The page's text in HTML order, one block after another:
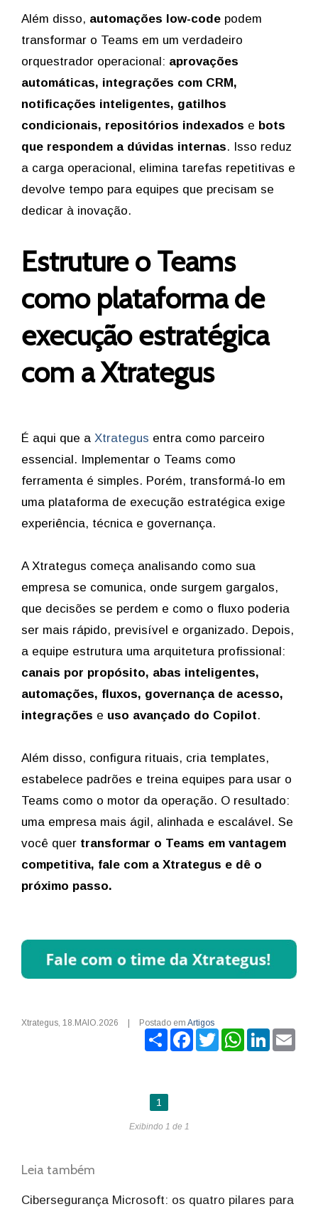
Além disso, automações low-code podem
transformar o Teams em um verdadeiro
orquestrador operacional: aprovações
automáticas, integrações com CRM,
notificações inteligentes, gatilhos
condicionais, repositórios indexados e bots
que respondem a dúvidas internas. Isso reduz
a carga operacional, elimina tarefas repetitivas e
devolve tempo para equipes que precisam se
dedicar à inovação.
Estruture o Teams
como plataforma de
execução estratégica
com a Xtrategus
É aqui que a Xtrategus entra como parceiro
essencial. Implementar o Teams como
ferramenta é simples. Porém, transformá-lo em
uma plataforma de execução estratégica exige
experiência, técnica e governança.
A Xtrategus começa analisando como sua
empresa se comunica, onde surgem gargalos,
que decisões se perdem e como o fluxo poderia
ser mais rápido, previsível e organizado. Depois,
a equipe estrutura uma arquitetura profissional:
canais por propósito, abas inteligentes,
automações, fluxos, governança de acesso,
integrações e uso avançado do Copilot.
Além disso, configura rituais, cria templates,
estabelece padrões e treina equipes para usar o
Teams como o motor da operação. O resultado:
uma empresa mais ágil, alinhada e escalável. Se
você quer transformar o Teams em vantagem
competitiva, fale com a Xtrategus e dê o
próximo passo.
Xtrategus 18.MAIO.2026 | Postado em Artigos
ShareFacebook
TwitterWhatsApp
LinkedIn
1
Exibindo 1 de 1
Leia também
Cibersegurança Microsoft: os quatro pilares para